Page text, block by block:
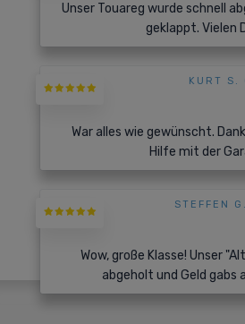
Unser Touareg wurde schnell
geklappt. Vielen
KURT S.
War alles wie gewünscht.
Hilfe mit der
STEFFEN
Wow, große Klasse! Unser
abgeholt und Geld gabs